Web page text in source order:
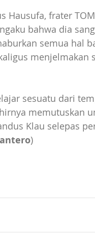
Hausufa, frater
bahwa dia
semua hal
sesuatu dari
memutuskan
Klau selepas
)